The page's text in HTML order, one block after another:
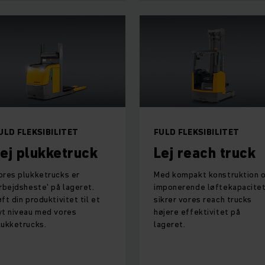
FLEKSIBILITET
plukketruck
plukketrucks er
på lageret.
din produktivitet til et
niveau med vores
FULD FLEKSIBILITET
Lej reach truck
Med kompakt konstruktion
imponerende
sikrer vores reach trucks
højere effektivitet på
lageret.